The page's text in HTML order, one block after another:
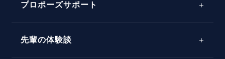
プロポーズサポート
先輩の体験談